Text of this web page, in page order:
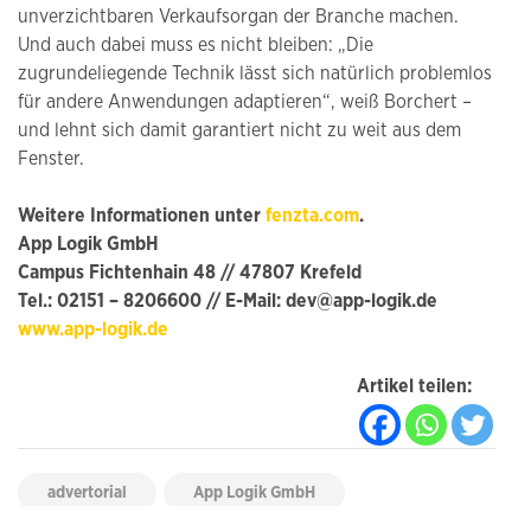
unverzichtbaren Verkaufsorgan der Branche machen.
Und auch dabei muss es nicht bleiben: „Die
zugrundeliegende Technik lässt sich natürlich problemlos
für andere Anwendungen adaptieren“, weiß Borchert –
und lehnt sich damit garantiert nicht zu weit aus dem
Fenster.
Weitere Informationen unter fenzta.com.
App Logik GmbH
Campus Fichtenhain 48 // 47807 Krefeld
Tel.: 02151 – 8206600 // E-Mail: dev@app-logik.de
www.app-logik.de
Artikel teilen:
advertorial App Logik GmbH